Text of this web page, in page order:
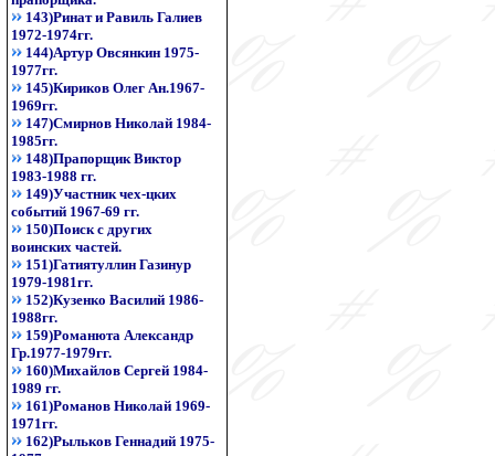
143)Ринат и Равиль Галиев
1972-1974гг.
144)Артур Овсянкин 1975-
1977гг.
145)Кириков Олег Ан.1967-
1969гг.
147)Смирнов Николай 1984-
1985гг.
148)Прапорщик Виктор
1983-1988 гг.
149)Участник чех-цких
событий 1967-69 гг.
150)Поиск с других
воинских частей.
151)Гатиятуллин Газинур
1979-1981гг.
152)Кузенко Василий 1986-
1988гг.
159)Романюта Александр
Гр.1977-1979гг.
160)Михайлов Сергей 1984-
1989 гг.
161)Романов Николай 1969-
1971гг.
162)Рыльков Геннадий 1975-